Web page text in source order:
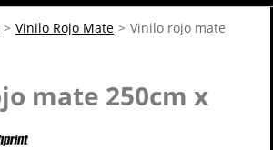
> Vinilo Rojo Mate > Vinilo rojo mate
mate 250cm x